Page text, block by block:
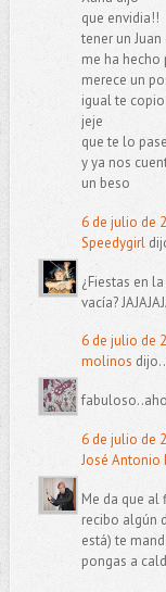
que envidia!!
tener un
me ha hecho
merece un
igual te
jeje
que te lo
y ya nos
un beso
6 de julio de
Speedygirl
¿Fiestas en
vacía?
6 de julio de
molinos
6 de julio de
José Antonio
Me da que al
recibo algún
está) te
pongas a